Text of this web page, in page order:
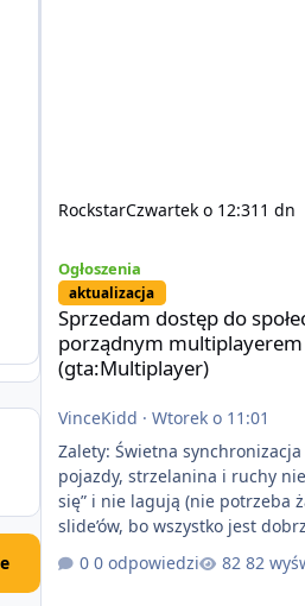
RockstarCzwartek o 12:31 1 dn
Ogłoszenia
aktualizacja
Sprzedam dostęp do
porządnym
(gta:Multiplayer)
VinceKidd · Wtorek o 11:01
Zalety: Świetna
pojazdy, strzelanina i ruchy
się” i nie lagują (nie potrzeba
slide’ów, bo wszystko jest
zsynchronizowane i działa stabilnie)
wejście do gry + solidny
0 odpowiedzi 82